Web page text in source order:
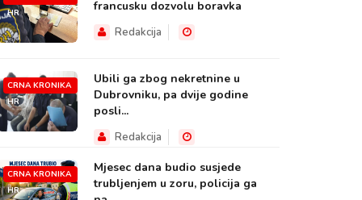
HR
francusku dozvolu boravka
Redakcija
CRNA KRONIKA
HR
Ubili ga zbog nekretnine u
Dubrovniku, pa dvije godine
posli...
Redakcija
CRNA KRONIKA
HR
Mjesec dana budio susjede
trubljenjem u zoru, policija ga